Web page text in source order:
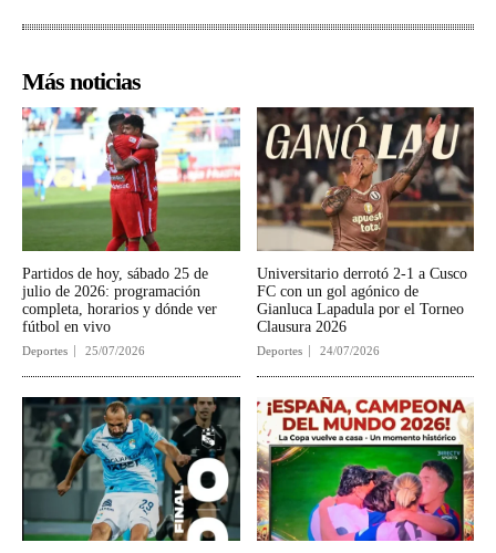
Más noticias
Partidos de hoy, sábado 25 de
julio de 2026: programación
completa, horarios y dónde ver
fútbol en vivo
Deportes 25/07/2026
Universitario derrotó 2-1 a Cusco
FC con un gol agónico de
Gianluca Lapadula por el Torneo
Clausura 2026
Deportes 24/07/2026